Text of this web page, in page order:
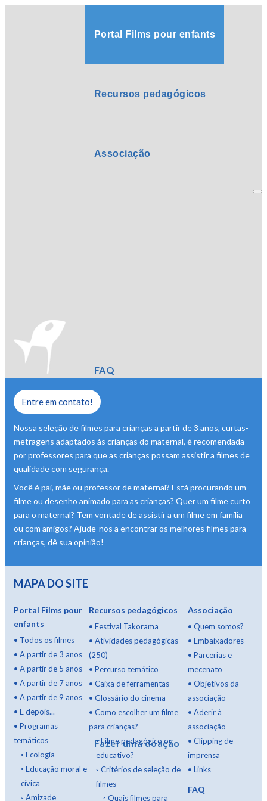
Portal Films pour enfants
Recursos pedagógicos
Associação
FAQ
Fazer uma doação
Entre em contato!
Nossa seleção de filmes para crianças a partir de 3 anos, curtas-
metragens adaptados às crianças do maternal, é recomendada
por professores para que as crianças possam assistir a filmes de
qualidade com segurança.
Você é pai, mãe ou professor de maternal? Está procurando um
filme ou desenho animado para as crianças? Quer um filme curto
para o maternal? Tem vontade de assistir a um filme em família
ou com amigos? Ajude-nos a encontrar os melhores filmes para
crianças, dê sua opinião!
MAPA DO SITE
Portal Films pour
enfants
• Todos os filmes
• A partir de 3 anos
• A partir de 5 anos
• A partir de 7 anos
• A partir de 9 anos
• E depois...
• Programas
temáticos
◦ Ecologia
◦ Educação moral e
cívica
◦ Amizade
Recursos pedagógicos
• Festival Takorama
• Atividades pedagógicas
(250)
• Percurso temático
• Caixa de ferramentas
• Glossário do cinema
• Como escolher um filme
para crianças?
◦Filme pedagógico ou
educativo?
◦ Critérios de seleção de
filmes
◦ Quais filmes para
Associação
•Quem somos?
•Embaixadores
•Parcerias e
mecenato
•Objetivos da
associação
•Aderir à
associação
•Clipping de
imprensa
•Links
FAQ